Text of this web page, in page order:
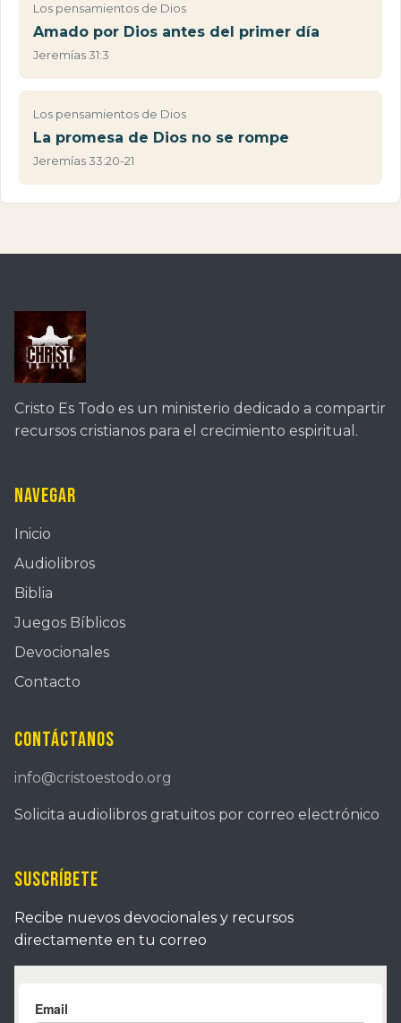
Los pensamientos de Dios
Amado por Dios antes del primer día
Jeremías 31:3
Los pensamientos de Dios
La promesa de Dios no se rompe
Jeremías 33:20-21
Cristo Es Todo es un ministerio dedicado a compartir
recursos cristianos para el crecimiento espiritual.
Navegar
Inicio
Audiolibros
Biblia
Juegos Bíblicos
Devocionales
Contacto
Contáctanos
info@cristoestodo.org
Solicita audiolibros gratuitos por correo electrónico
Suscríbete
Recibe nuevos devocionales y recursos
directamente en tu correo